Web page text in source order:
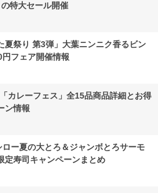
特大セール開催
夏祭り 第3弾」大葉ニンニク香るビン
フェア開催情報
カレーフェス」全15品商品詳細とお得
ン情報
ー夏の大とろ＆ジャンボとろサーモ
寿司キャンペーンまとめ